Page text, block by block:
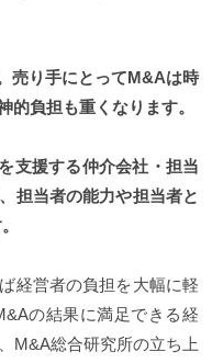
売り手にとってM&Aは時
的負担も重くなります。
支援する仲介会社・担当
担当者の能力や担当者と
経営者の負担を大幅に軽
の結果に満足できる経
M&A総合研究所の立ち上